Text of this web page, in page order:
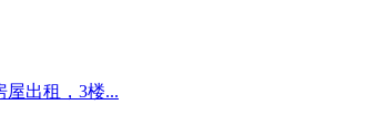
屋出租，3楼...